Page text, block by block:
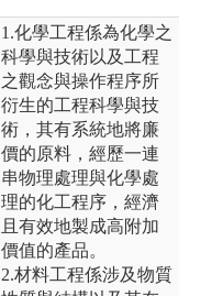
1.化學工程係為化學之
科學與技術以及工程
之觀念與操作程序所
衍生的工程科學與技
術，其有系統地將廉
價的原料，經歷一連
串物理處理與化學處
理的化工程序，經濟
且有效地製成高附加
價值的產品。
2.材料工程係涉及物質